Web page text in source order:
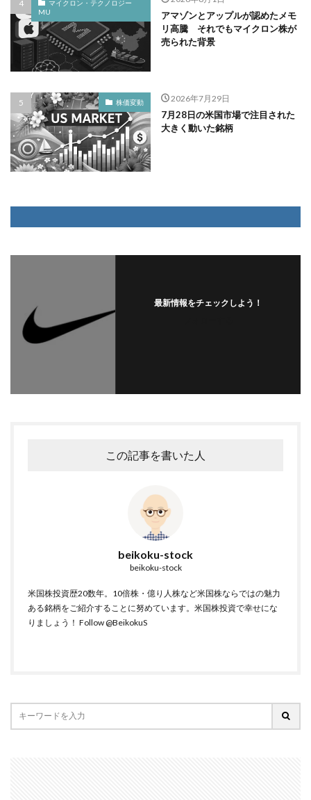
マイクロン・テクノロジー
MU
アマゾンとアップルが認めたメモ
リ高騰 それでもマイクロン株が
売られた背景
株価変動 2026年7月29日
7月28日の米国市場で注目された
大きく動いた銘柄
最新情報をチェックしよう！
この記事を書いた人
beikoku-stock
beikoku-stock
米国株投資歴20数年。10倍株・億り人株など米国株ならではの魅力
ある銘柄をご紹介することに努めています。米国株投資で幸せにな
りましょう！ Follow @BeikokuS